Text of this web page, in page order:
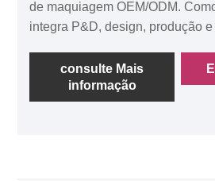
de maquiagem OEM/ODM.
integra P&D, design, produção e
comprometidos em fornecer
maquiagem de alta qualidade
consulte Mais
informação